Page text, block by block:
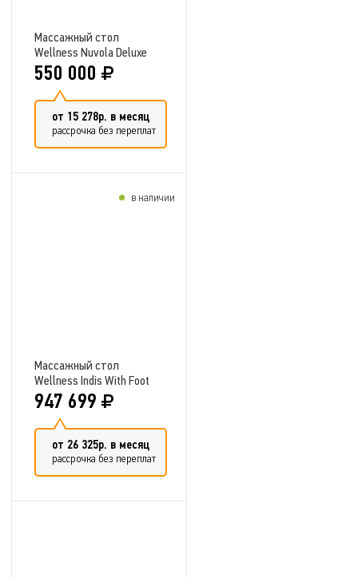
Массажный стол
Wellness Nuvola Deluxe
550 000
от 15 278р. в месяц
рассрочка без переплат
Массажный стол
Wellness Indis With Foot
Bath
947 699
от 26 325р. в месяц
рассрочка без переплат
в наличии